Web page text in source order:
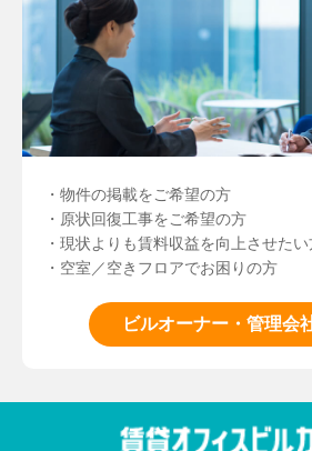
・物件の掲載をご希望の方
・原状回復工事をご希望の方
・現状よりも賃料収益を向上させたい
・空室／空きフロアでお困りの方
ビルオーナー・管理会